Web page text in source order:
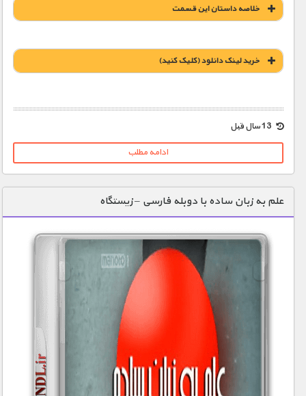
خلاصه داستان این قسمت
خريد لينک دانلود (کليک کنيد)
1900 تومان – خريد لينک دانلود (افزودن به سبد خريد)
ادامه مطلب
علم به زبان ساده با دوبله فارسی – زیستگاه